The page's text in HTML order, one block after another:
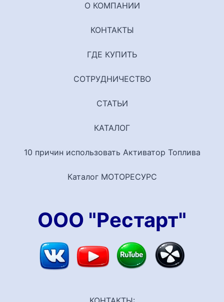
О КОМПАНИИ
КОНТАКТЫ
ГДЕ КУПИТЬ
СОТРУДНИЧЕСТВО
СТАТЬИ
КАТАЛОГ
10 причин использовать Активатор Топлива
Каталог МОТОРЕСУРС
ООО "Рестарт"